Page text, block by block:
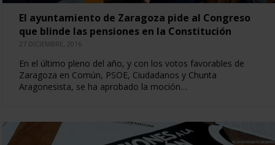
El ayuntamiento de Zaragoza pide al Congreso
que blinde las pensiones en la Constitución
27 DICIEMBRE, 2016
En el último pleno del año, y con los votos favorables de
Zaragoza en Común, PSOE, Ciudadanos y Chunta
Aragonesista, se ha aprobado la moción…